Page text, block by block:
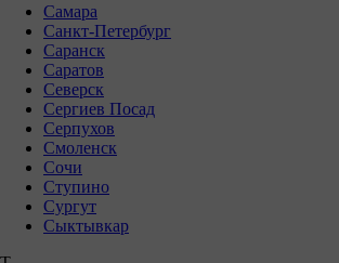
Самара
Санкт-Петербург
Саранск
Саратов
Северск
Сергиев Посад
Серпухов
Смоленск
Сочи
Ступино
Сургут
Сыктывкар